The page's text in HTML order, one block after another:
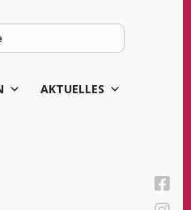
AKTUELLES